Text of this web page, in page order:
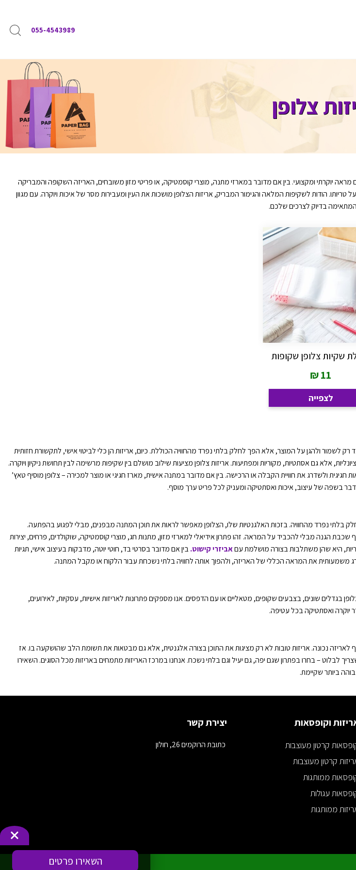
055-4543989
השאירו פרטים
צלופן
יוקרתי ומקצועי. בין אם מדובר במארזי מתנה, מוצרי קוסמטיקה, או פריטי מזון משובחים, האריזה השקופה והמבריקה
הודות לשקיפות המלאה והגימור המבריק, אריזות הצלופן מושכות את העין ומעבירות מסר של איכות ויוקרה. עם מגוון
המתאימה בדיוק לצרכים שלכם.
שקיות צלופן שקופות
11
₪
לצפייה
לשמור ולהגן על המוצר, אלא הפך לחלק בלתי נפרד מהחוויה הכוללת. כיום, אריזות הן כלי לביטוי אישי, לתקשורת חזותית
אלא גם אסתטיות, מקוריות ומפתיעות. אריזות צלופן מציעות שילוב מושלם בין שקיפות מרשימה לבין תחושת ניקיון ויוקרה.
ולשדרג את חוויית הקבלה או הרכישה. בין אם מדובר במתנה אישית, מארז חגיגי או מוצר למכירה – צלופן מוסיף טאץ’
בשפה של עיצוב, איכות ואסתטיקה ומעניק לכל פריט ערך מוסף.
בלתי נפרד מהחוויה. בזכות האלגנטיות שלו, הצלופן מאפשר לראות את תוכן המתנה מבפנים, מבלי לפגוע בהפתעה.
הגנה מבלי להכביד על המראה. זהו פתרון אידיאלי למארזי מזון, מתנות חג, מוצרי קוסמטיקה, שוקולדים, פרחים, יצירות
היא שהן משתלבות בצורה מושלמת עםאביזרי קישוט.בין אם מדובר בסרטי בד, חוטי יוטה, מדבקות בעיצוב אישי, תגיות
משמעותית את המראה הכללי של האריזה, ולהפוך אותה לחוויה בלתי נשכחת עבור הלקוח או מקבל המתנה.
בגדלים שונים, בצבעים שקופים, מטאליים או עם הדפסים. אנו מספקים פתרונות לאריזות אישיות, עסקיות, לאירועים,
יוקרה ואסתטיקה בכל עטיפה.
לאריזה נכונה. אריזות טובות לא רק מציגות את התוכן בצורה אלגנטית, אלא גם מבטאות את תשומת הלב שהושקעה בו. אז
– בחרו בפתרון שגם יפה, גם יעיל וגם בלתי נשכח. אנחנו במרכז האריזות מתמחים באריזות מכל הסוגים. השאירו
ביותר שקיימת.
וקופסאות
קרטון מעוצבות
קרטון מעוצבות
ממותגות
עגולות
ממותגות
יצירת קשר
כתובת הרוקמים 26, חולון